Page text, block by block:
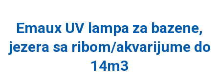
Emaux UV lampa za bazene,
jezera sa ribom/akvarijume do
14m3